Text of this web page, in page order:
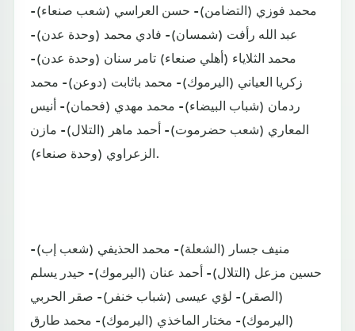
محمد فوزي (التضامن)- حسن العراسي (شعب صنعاء)-
عبد الله رأفت (شمسان)- فادي محمد (وحدة عدن)-
محمد الثلاياء (أهلي صنعاء) تامر سنان (وحدة عدن)-
زكريا العياني (اليرموك)- محمد باثابت (دوعن)- محمد
ردمان (شباب البيضاء)- محمد مهدي (فحمان)- أنيس
المعاري (شعب حضرموت)- أحمد ماهر (التلال)- مازن
الزعراوي (وحدة صنعاء).
منيف جسار (الشعلة)- محمد الحذيفي (شعب إب)-
حسين مزعل (التلال)- أحمد عنان (اليرموك)- حيدر يسلم
(الصقر)- لؤي عيسى (شباب خنفر)- صقر الحربي
(اليرموك)- مختار الماخذي (اليرموك)- محمد طارق